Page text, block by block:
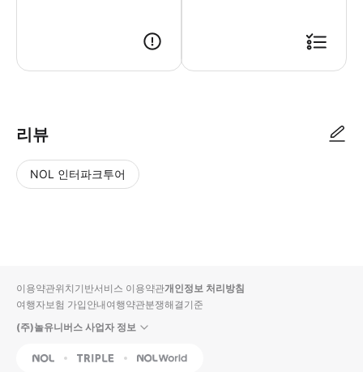
리뷰
NOL 인터파크투어
입니
다.
순
상
이용약관위치기반서비스 이용약관개인정보 처리방침
여행자보험 가입안내여행약관분쟁해결기준
(주)놀유니버스 사업자 정보
NOL Triple Interpark Global